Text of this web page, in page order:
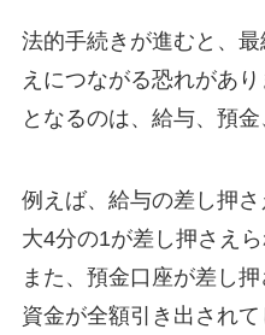
法的手続きが進むと、
えにつながる恐れがあ
となるのは、給与、預金
例えば、給与の差し押
大4分の1が差し押さえ
また、預金口座が差し
資金が全額引き出され